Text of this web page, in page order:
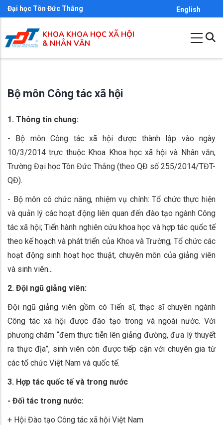
Nhảy
đến
nội
dung
Đại học Tôn Đức Thắng English
KHOA KHOA HỌC XÃ HỘI
& NHÂN VĂN
Bộ môn Công tác xã hội
1. Thông tin chung:
- Bộ môn Công tác xã hội được thành lập vào ngày
10/3/2014 trực thuộc Khoa Khoa học xã hội và Nhân văn,
Trường Đại học Tôn Đức Thắng (theo QĐ số 255/2014/TĐT-
QĐ).
- Bộ môn có chức năng, nhiệm vụ chính: Tổ chức thực hiện
và quản lý các hoạt động liên quan đến đào tạo ngành Công
tác xã hội; Tiến hành nghiên cứu khoa học và hợp tác quốc tế
theo kế hoạch và phát triển của Khoa và Trường; Tổ chức các
hoạt động sinh hoạt học thuật, chuyên môn của giảng viên
và sinh viên...
2. Đội ngũ giảng viên:
Đội ngũ giảng viên gồm có Tiến sĩ, thạc sĩ chuyên ngành
Công tác xã hội được đào tạo trong và ngoài nước. Với
phương châm “đem thực tiễn lên giảng đường, đưa lý thuyết
ra thực địa”, sinh viên còn được tiếp cận với chuyên gia từ
các tổ chức Việt Nam và quốc tế.
3. Hợp tác quốc tế và trong nước
- Đối tác trong nước:
+ Hội Đào tạo Công tác xã hội Việt Nam